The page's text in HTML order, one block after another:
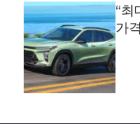
“
가